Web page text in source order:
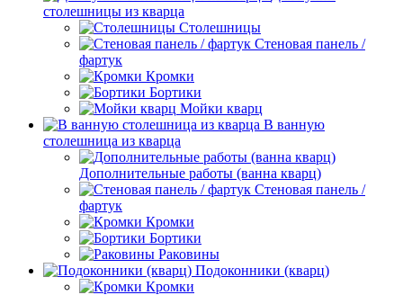
столешницы из кварца
Столешницы
Стеновая панель /
фартук
Кромки
Бортики
Мойки кварц
В ванную
столешница из кварца
Дополнительные работы (ванна кварц)
Стеновая панель /
фартук
Кромки
Бортики
Раковины
Подоконники (кварц)
Кромки